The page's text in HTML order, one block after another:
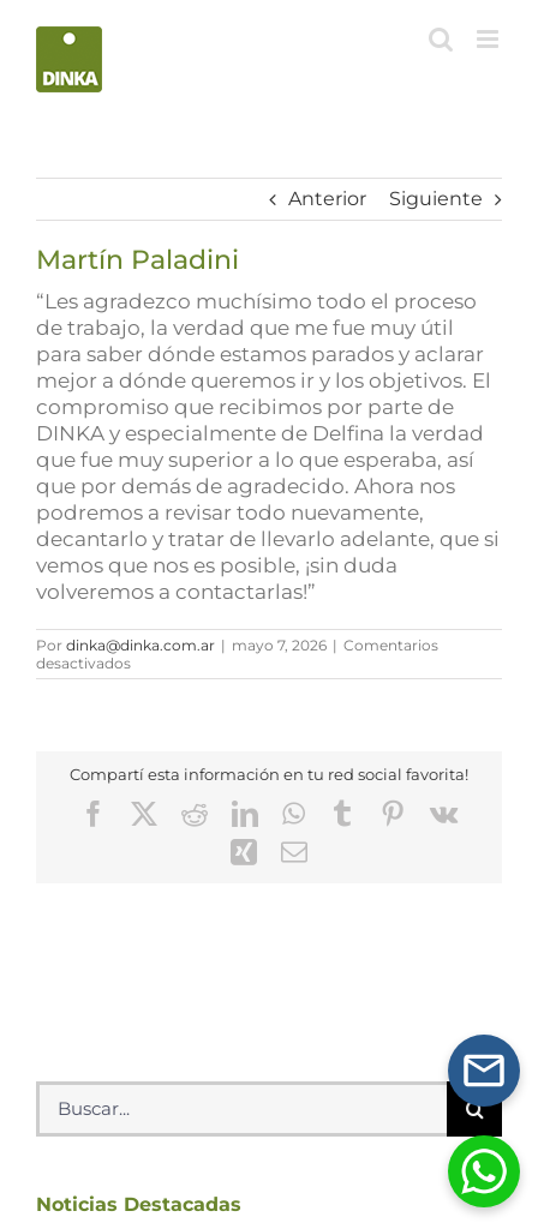
Anterior Siguiente
Martín Paladini
“Les agradezco muchísimo todo el proceso
de trabajo, la verdad que me fue muy útil
para saber dónde estamos parados y aclarar
mejor a dónde queremos ir y los objetivos. El
compromiso que recibimos por parte de
DINKA y especialmente de Delfina la verdad
que fue muy superior a lo que esperaba, así
que por demás de agradecido. Ahora nos
podremos a revisar todo nuevamente,
decantarlo y tratar de llevarlo adelante, que si
vemos que nos es posible, ¡sin duda
volveremos a contactarlas!”
Por dinka@dinka.com.ar | mayo 7, 2026 | Comentarios
desactivadosen
Martín
Compartí esta información en tu red social favorita!
FacebookRedditLinkedInWhatsApp
TumblrPinterest
Vk
XingCorreo
Buscar:
Noticias Destacadas